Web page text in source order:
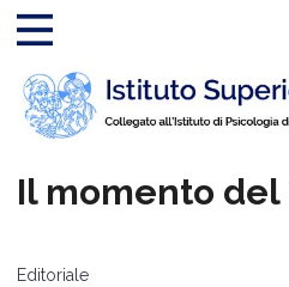
Il momento
Editoriale